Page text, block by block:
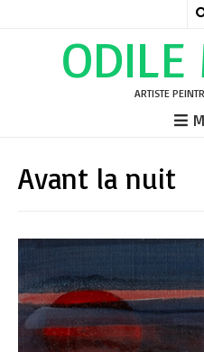
ODILE
ARTISTE
Avant la nuit